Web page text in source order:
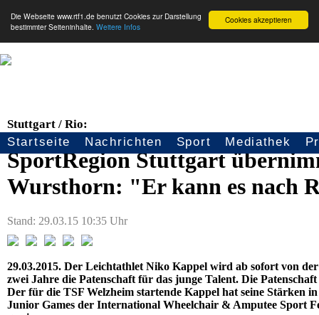
Cookies akzeptieren
Die Webseite www.rtf1.de benutzt Cookies zur Darstellung
bestimmter Seiteninhalte. Weitere Infos
Seitennavigation
Startseite Nachrichten Sport Mediathek
Stuttgart / Rio:
SportRegion Stuttgart
Wursthorn: "Er kann es nach
Stand: 29.03.15 10:35 Uhr
29.03.2015. Der Leichtathlet Niko Kappel wird ab sofort von
zwei Jahre die Patenschaft für das junge Talent. Die
Der für die TSF Welzheim startende Kappel hat seine Stärken
Junior Games der International Wheelchair & Amputee Sport